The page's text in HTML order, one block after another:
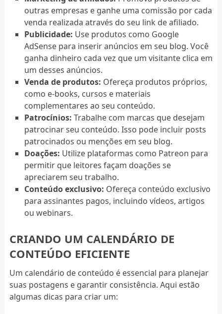
outras empresas e ganhe uma comissão por cada
venda realizada através do seu link de afiliado.
Publicidade: Use produtos como Google
AdSense para inserir anúncios em seu blog. Você
ganha dinheiro cada vez que um visitante clica em
um desses anúncios.
Venda de produtos: Ofereça produtos próprios,
como e-books, cursos e materiais
complementares ao seu conteúdo.
Patrocínios: Trabalhe com marcas que desejam
patrocinar seu conteúdo. Isso pode incluir posts
patrocinados ou menções em seu blog.
Doações: Utilize plataformas como Patreon para
permitir que leitores façam doações se
apreciarem seu trabalho.
Conteúdo exclusivo: Ofereça conteúdo exclusivo
para assinantes pagos, incluindo vídeos, artigos
ou webinars.
CRIANDO UM CALENDÁRIO DE
CONTEÚDO EFICIENTE
Um calendário de conteúdo é essencial para planejar
suas postagens e garantir consistência. Aqui estão
algumas dicas para criar um: